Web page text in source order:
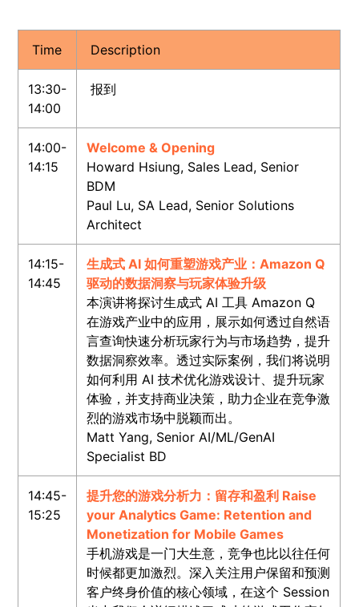
Time Description
13:30-
14:00
报到
14:00-
14:15
Welcome & Opening
Howard Hsiung, Sales Lead, Senior
BDM
Paul Lu, SA Lead, Senior Solutions
Architect
14:15-
14:45
生成式 AI 如何重塑游戏产业：Amazon Q
驱动的数据洞察与玩家体验升级
本演讲将探讨生成式 AI 工具 Amazon Q
在游戏产业中的应用，展示如何透过自然语
言查询快速分析玩家行为与市场趋势，提升
数据洞察效率。透过实际案例，我们将说明
如何利用 AI 技术优化游戏设计、提升玩家
体验，并支持商业决策，助力企业在竞争激
烈的游戏市场中脱颖而出。
Matt Yang, Senior AI/ML/GenAI
Specialist BD
14:45-
15:25
提升您的游戏分析力：留存和盈利 Raise
your Analytics Game: Retention and
Monetization for Mobile Games
手机游戏是一门大生意，竞争也比以往任何
时候都更加激烈。深入关注用户保留和预测
客户终身价值的核心领域，在这个 Session